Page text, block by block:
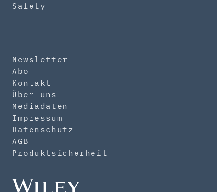
Safety
Newsletter
Abo
Kontakt
Über uns
Mediadaten
Impressum
Datenschutz
AGB
Produktsicherheit